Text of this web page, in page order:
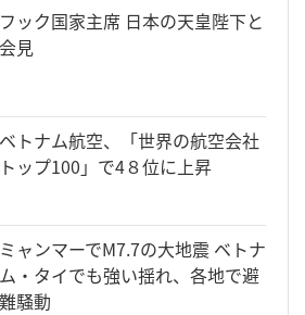
フック国家主席 日本の天皇陛下と
会見
ベトナム航空、「世界の航空会社
トップ100」で4８位に上昇
ミャンマーでM7.7の大地震 ベトナ
ム・タイでも強い揺れ、各地で避
難騒動